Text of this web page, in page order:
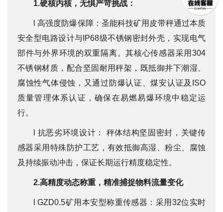
1.硬核内核，无惧严苛挑战：
l 高强度防爆保障：圣能科技矿用皮带秤通过本质
安全型电路设计与IP68级不锈钢密封外壳，实现电气
部件与外界环境的双重隔离。其核心传感器采用304
不锈钢材质，配合坚固耐用秤架，既抵御井下潮湿、
腐蚀性气体侵蚀，又通过防爆认证、煤安认证及ISO
质量管理体系认证，确保在易燃易爆环境中稳定运
行。
l 抗恶劣环境设计： 秤体结构坚固密封，关键传
感器采用特殊防护工艺，有效抵御高湿、粉尘、腐蚀
及持续振动冲击，保证长期运行精度稳定性。
2.高精度动态称重，精准捕捉物料流量变化
l GZD0.5矿用本安型称重传感器：采用32位实时